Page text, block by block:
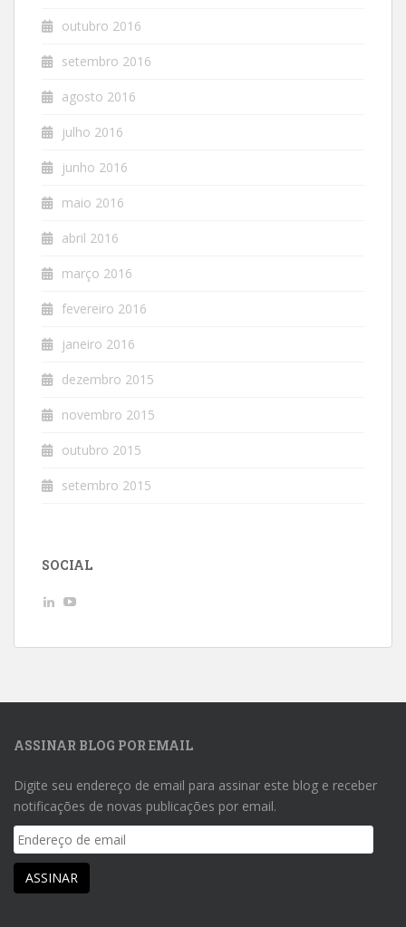
outubro 2016
setembro 2016
agosto 2016
julho 2016
junho 2016
maio 2016
abril 2016
março 2016
fevereiro 2016
janeiro 2016
dezembro 2015
novembro 2015
outubro 2015
setembro 2015
SOCIAL
Ver
AndreLuizGoncalvesdeMacedo
UCwpSFhHjbxJeKkuvp0uJd7Q
ASSINAR BLOG POR EMAIL
Digite seu endereço de email para assinar este blog e receber
notificações de novas publicações por email.
Endereço
de
email
ASSINAR